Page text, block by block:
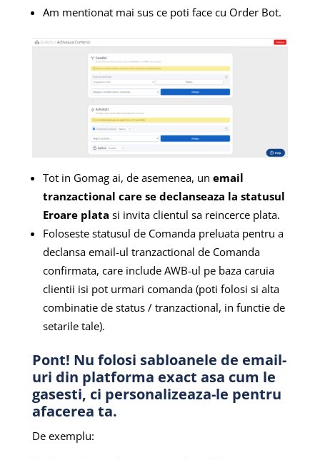
Am mentionat mai sus ce poti face cu Order Bot.
Tot in Gomag ai, de asemenea, un email
tranzactional care se declanseaza la statusul
Eroare plata si invita clientul sa reincerce plata.
Foloseste statusul de Comanda preluata pentru a
declansa email-ul tranzactional de Comanda
confirmata, care include AWB-ul pe baza caruia
clientii isi pot urmari comanda (poti folosi si alta
combinatie de status / tranzactional, in functie de
setarile tale).
Pont! Nu folosi sabloanele de email-
uri din platforma exact asa cum le
gasesti, ci personalizeaza-le pentru
afacerea ta.
De exemplu: